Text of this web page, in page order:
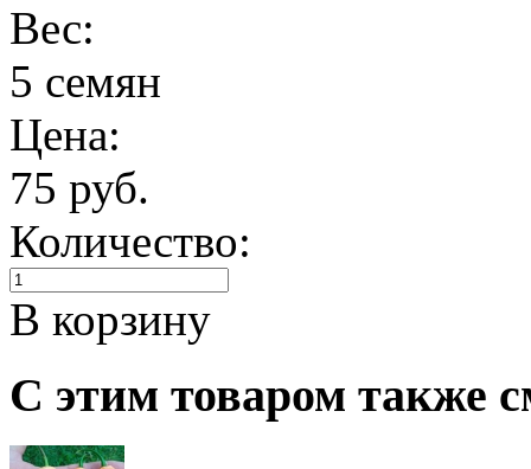
Вес:
5 семян
Цена:
75 руб.
Количество:
В корзину
С этим товаром также